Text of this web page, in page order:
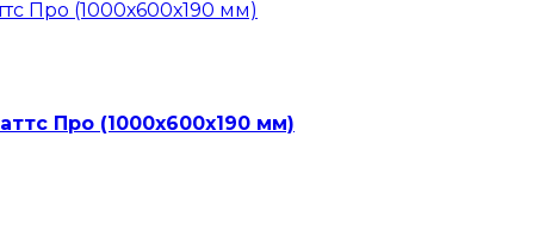
Про (1000х600х190 мм)